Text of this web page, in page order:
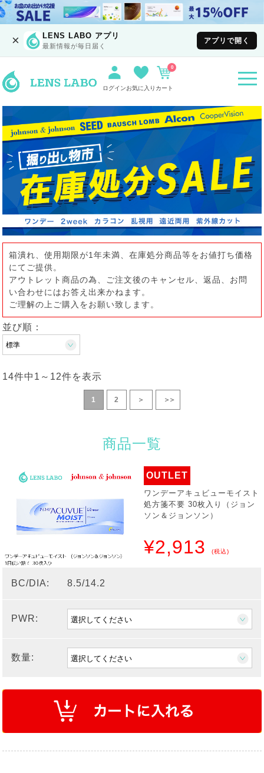
× LENS LABO アプリ
最新情報が毎日届く
アプリで開く
ログインお気に入り カート
0
箱潰れ、使用期限が1年未満、在庫処分商品等をお値打ち価格
にてご提供。
アウトレット商品の為、ご注文後のキャンセル、返品、お問
い合わせにはお答え出来かねます。
ご理解の上ご購入をお願い致します。
並び順：
14件中 1 ～ 12件を表示
1 2 ＞ ＞＞
商品一覧
OUTLET
ワンデーアキュビューモイスト
処方箋不要 30枚入り（ジョン
ソン＆ジョンソン）
¥2,913(税込)
BC/DIA: 8.5/14.2
PWR:
数量: